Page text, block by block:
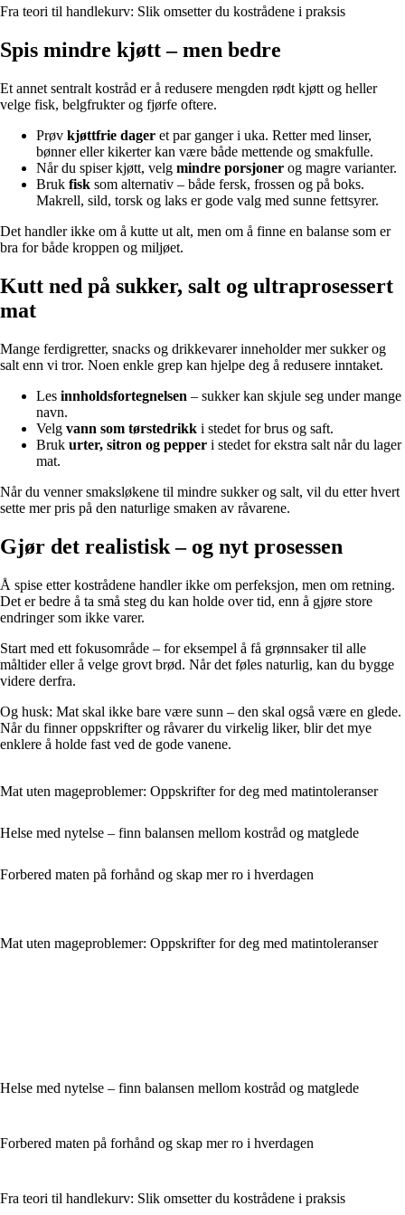
Fra teori til handlekurv: Slik omsetter du kostrådene i praksis
Spis mindre kjøtt – men bedre
Et annet sentralt kostråd er å redusere mengden rødt kjøtt og heller
velge fisk, belgfrukter og fjørfe oftere.
Prøv kjøttfrie dager et par ganger i uka. Retter med linser,
bønner eller kikerter kan være både mettende og smakfulle.
Når du spiser kjøtt, velg mindre porsjoner og magre varianter.
Bruk fisk som alternativ – både fersk, frossen og på boks.
Makrell, sild, torsk og laks er gode valg med sunne fettsyrer.
Det handler ikke om å kutte ut alt, men om å finne en balanse som er
bra for både kroppen og miljøet.
Kutt ned på sukker, salt og ultraprosessert
mat
Mange ferdigretter, snacks og drikkevarer inneholder mer sukker og
salt enn vi tror. Noen enkle grep kan hjelpe deg å redusere inntaket.
Les innholdsfortegnelsen – sukker kan skjule seg under mange
navn.
Velg vann som tørstedrikk i stedet for brus og saft.
Bruk urter, sitron og pepper i stedet for ekstra salt når du lager
mat.
Når du venner smaksløkene til mindre sukker og salt, vil du etter hvert
sette mer pris på den naturlige smaken av råvarene.
Gjør det realistisk – og nyt prosessen
Å spise etter kostrådene handler ikke om perfeksjon, men om retning.
Det er bedre å ta små steg du kan holde over tid, enn å gjøre store
endringer som ikke varer.
Start med ett fokusområde – for eksempel å få grønnsaker til alle
måltider eller å velge grovt brød. Når det føles naturlig, kan du bygge
videre derfra.
Og husk: Mat skal ikke bare være sunn – den skal også være en glede.
Når du finner oppskrifter og råvarer du virkelig liker, blir det mye
enklere å holde fast ved de gode vanene.
Mat uten mageproblemer: Oppskrifter for deg med matintoleranser
Helse med nytelse – finn balansen mellom kostråd og matglede
Forbered maten på forhånd og skap mer ro i hverdagen
Mat uten mageproblemer: Oppskrifter for deg med matintoleranser
Helse med nytelse – finn balansen mellom kostråd og matglede
Forbered maten på forhånd og skap mer ro i hverdagen
Fra teori til handlekurv: Slik omsetter du kostrådene i praksis